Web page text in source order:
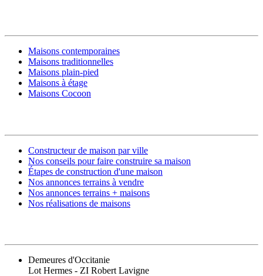
Maisons contemporaines
Maisons traditionnelles
Maisons plain-pied
Maisons à étage
Maisons Cocoon
Constructeur de maison par ville
Nos conseils pour faire construire sa maison
Étapes de construction d'une maison
Nos annonces terrains à vendre
Nos annonces terrains + maisons
Nos réalisations de maisons
Demeures d'Occitanie
Lot Hermes - ZI Robert Lavigne